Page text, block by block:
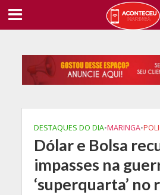
DESTAQUES DO DIA•MARINGA•
Dólar e Bolsa
impasses na
‘superquarta’ no